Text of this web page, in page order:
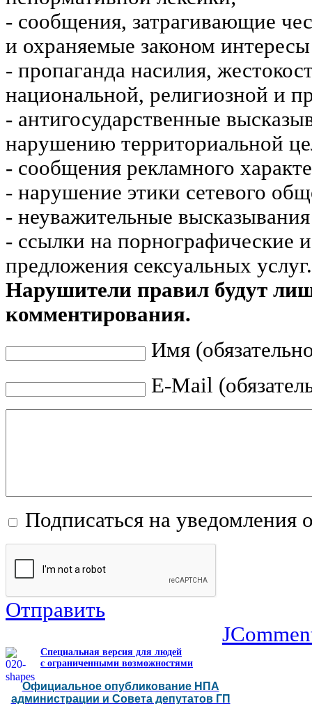
- сообщения, затрагивающие
и охраняемые законом
- пропаганда насилия,
национальной, религиозной и
- антигосударственные
нарушению территориальной
- сообщения рекламного
- нарушение этики сетевого
- неуважительные
- ссылки на порнографические
предложения сексуальных услуг.
Нарушители правил будут
комментирования.
Имя
E-Mail
Подписаться на уведомления
Отправить
Специальная версия для людей
с ограниченными возможностями
Официальное опубликование НПА
администрации и Совета депутатов ГП